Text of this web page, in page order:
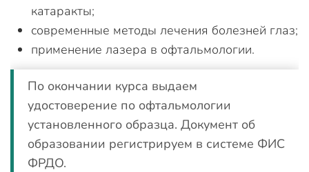
катаракты;
современные методы лечения болезней глаз;
применение лазера в офтальмологии.
По окончании курса выдаем
удостоверение по офтальмологии
установленного образца. Документ об
образовании регистрируем в системе ФИС
ФРДО.